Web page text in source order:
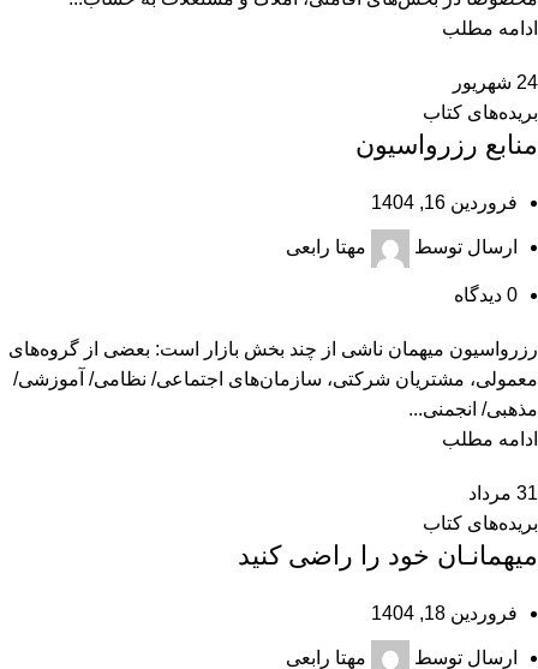
ادامه مطلب
24 شهریور
بریده‌های کتاب
منابع رزرواسیون
فروردین 16, 1404
ارسال توسط مهتا رابعی
0 دیدگاه
رزرواسیون میهمان ناشی از چند بخش بازار است: بعضی از گروه‌های
معمولی، مشتریان شرکتی، سازمان‌های اجتماعی/ نظامی/ آموزشی/
مذهبی/ انجمنی...
ادامه مطلب
31 مرداد
بریده‌های کتاب
میهمانـان خود را راضی کنید
فروردین 18, 1404
ارسال توسط مهتا رابعی